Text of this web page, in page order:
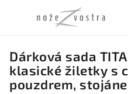
Dárková sada
klasické žiletky s
pouzdrem,